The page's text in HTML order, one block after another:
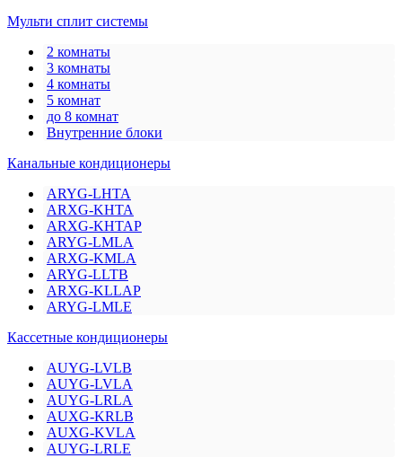
Мульти сплит системы
2 комнаты
3 комнаты
4 комнаты
5 комнат
до 8 комнат
Внутренние блоки
Канальные кондиционеры
ARYG-LHTA
ARXG-KHTA
ARXG-KHTAP
ARYG-LMLA
ARXG-KMLA
ARYG-LLTB
ARXG-KLLAP
ARYG-LMLE
Кассетные кондиционеры
AUYG-LVLB
AUYG-LVLA
AUYG-LRLA
AUXG-KRLB
AUXG-KVLA
AUYG-LRLE